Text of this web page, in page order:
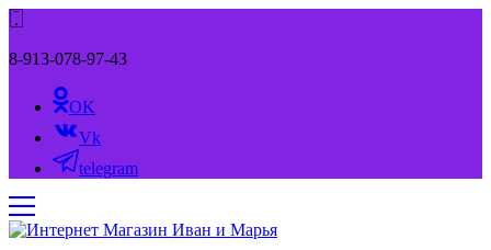
8-913-078-97-43
OK
Vk
telegram